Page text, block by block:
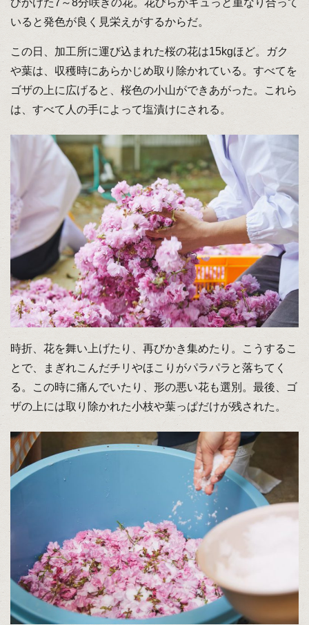
びかけた7～8分咲きの花。花びらがギュっと重なり合って
いると発色が良く見栄えがするからだ。
この日、加工所に運び込まれた桜の花は15kgほど。ガク
や葉は、収穫時にあらかじめ取り除かれている。すべてを
ゴザの上に広げると、桜色の小山ができあがった。これら
は、すべて人の手によって塩漬けにされる。
時折、花を舞い上げたり、再びかき集めたり。こうするこ
とで、まぎれこんだチリやほこりがパラパラと落ちてく
る。この時に痛んでいたり、形の悪い花も選別。最後、ゴ
ザの上には取り除かれた小枝や葉っぱだけが残された。